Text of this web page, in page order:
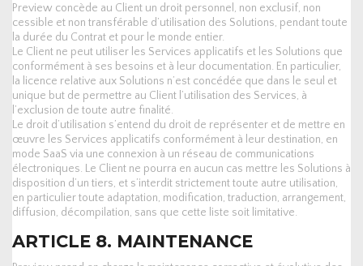
Preview concède au Client un droit personnel, non exclusif, non
cessible et non transférable d’utilisation des Solutions, pendant toute
la durée du Contrat et pour le monde entier.
Le Client ne peut utiliser les Services applicatifs et les Solutions que
conformément à ses besoins et à leur documentation. En particulier,
la licence relative aux Solutions n’est concédée que dans le seul et
unique but de permettre au Client l’utilisation des Services, à
l’exclusion de toute autre finalité.
Le droit d’utilisation s’entend du droit de représenter et de mettre en
œuvre les Services applicatifs conformément à leur destination, en
mode SaaS via une connexion à un réseau de communications
électroniques. Le Client ne pourra en aucun cas mettre les Solutions à
disposition d’un tiers, et s’interdit strictement toute autre utilisation,
en particulier toute adaptation, modification, traduction, arrangement,
diffusion, décompilation, sans que cette liste soit limitative.
ARTICLE 8. MAINTENANCE